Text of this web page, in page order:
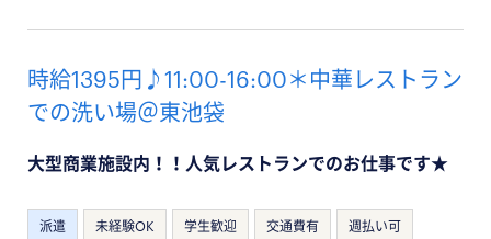
時給1395円♪11:00-16:00＊中華レストラン
での洗い場＠東池袋
大型商業施設内！！人気レストランでのお仕事です★
派遣 未経験OK 学生歓迎 交通費有 週払い可